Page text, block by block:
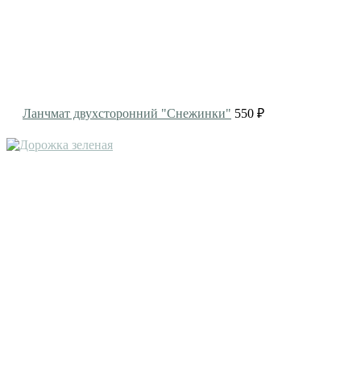
Ланчмат двухсторонний "Снежинки" 550 ₽